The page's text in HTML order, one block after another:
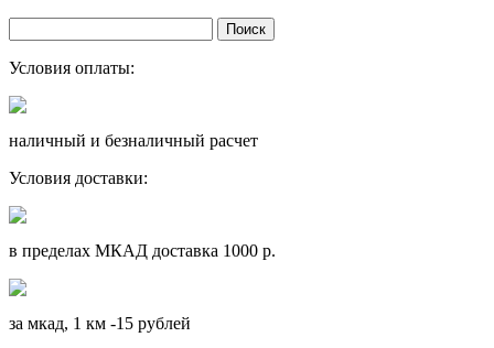
Условия оплаты:
наличный и безналичный расчет
Условия доставки:
в пределах МКАД доставка 1000 р.
за мкад, 1 км -15 рублей